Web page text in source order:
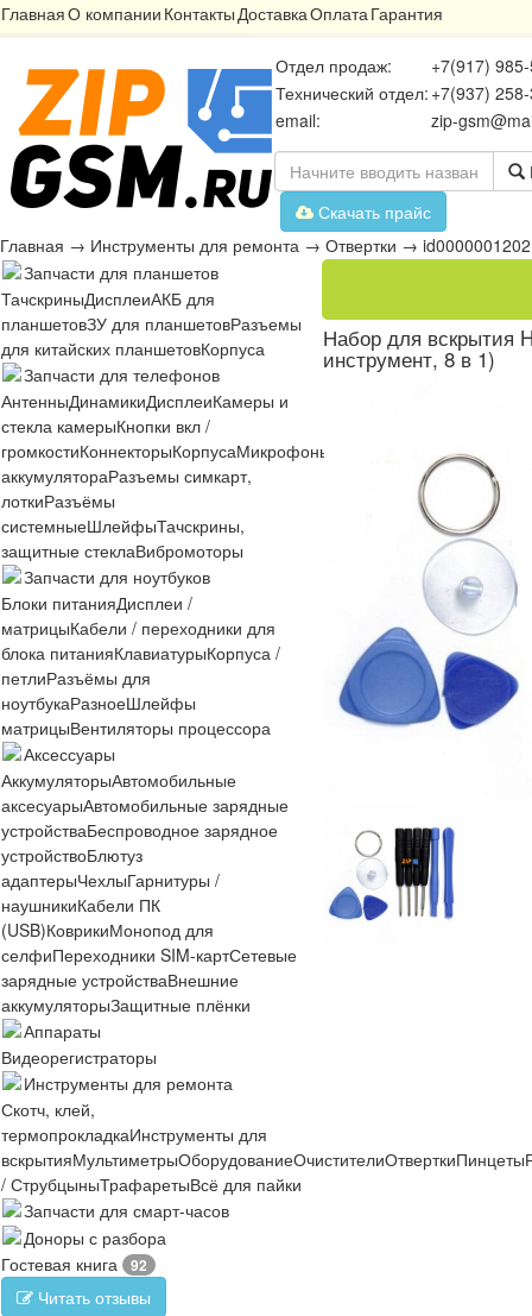
ГлавнаяО компании КонтактыДоставкаОплатаГарантия
Отдел продаж:
+7(917)
Технический отдел: +7(937)
email:
zip-
Скачать прайс
Главная → Инструменты для ремонта → Отвертки →
Запчасти для планшетов
ТачскриныДисплеиАКБ для
планшетовЗУ для планшетовРазъемы
для китайских планшетовКорпуса
Запчасти для телефонов
АнтенныДинамикиДисплеиКамеры и
стекла камерыКнопки вкл /
громкостиКоннекторыКорпусаМикрофоны Платы
аккумулятораРазъемы симкарт,
лоткиРазъёмы
системныеШлейфыТачскрины,
защитные стеклаВибромоторы
Запчасти для ноутбуков
Блоки питанияДисплеи /
матрицыКабели / переходники для
блока питанияКлавиатурыКорпуса /
петлиРазъёмы для
ноутбукаРазноеШлейфы
матрицыВентиляторы процессора
Аксессуары
АккумуляторыАвтомобильные
аксесуарыАвтомобильные зарядные
устройстваБеспроводное зарядное
устройствоБлютуз
адаптерыЧехлыГарнитуры /
наушникиКабели ПК
(USB)КоврикиМонопод для
селфиПереходники SIM-картСетевые
зарядные устройстваВнешние
аккумуляторыЗащитные плёнки
Аппараты
Видеорегистраторы
Инструменты для ремонта
Скотч, клей,
термопрокладкаИнструменты для
вскрытияМультиметрыОборудованиеОчистителиОтверткиПинцеты
/ СтрубцыныТрафаретыВсё для пайки
Запчасти для смарт-часов
Доноры с разбора
Гостевая книга
92
Читать отзывы
Набор для вскрытия
инструмент, 8 в 1)